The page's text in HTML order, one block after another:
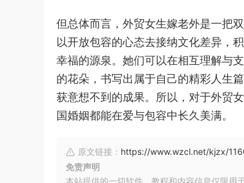
但总体而言，外贸女生嫁老外是一把
以开放包容的心态去接纳文化差异，
幸福的源泉。她们可以在相互理解与
的花朵，书写出属于自己的精彩人生
获意想不到的成果。所以，对于外贸
国婚姻都能在爱与包容中长久美满。
原文链接： https://www.wzcl.net/kjzx/
免责声明
本站提供的一切软件、教程和内容信息仅限用